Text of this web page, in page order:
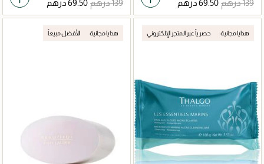
هدايا مجانية حصرياً عبر المتجر الإلكتروني هدايا مجانية الأفضل مبيعاً